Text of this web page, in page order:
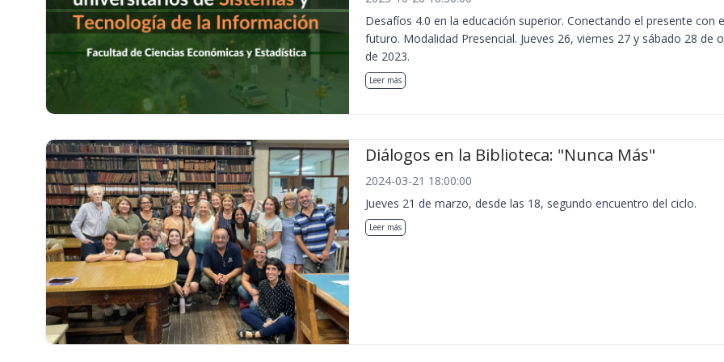
Desafíos 4.0 en la educación superior. Conectando el presente con
futuro. Modalidad Presencial. Jueves 26, viernes 27 y sábado 28 de
de 2023.
Leer más
Diálogos en la Biblioteca: "Nunca Más"
2024-03-21 18:00:00
Jueves 21 de marzo, desde las 18, segundo encuentro del ciclo.
Leer más